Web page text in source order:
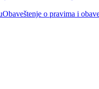
Obaveštenje o pravima i